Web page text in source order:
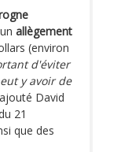
allègement
(environ
d'éviter
y avoir de
David
21
que des